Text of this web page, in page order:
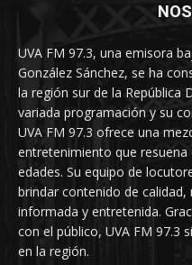
UVA FM 97.3, una emisora
González Sánchez, se ha
la región sur de la República
variada programación y su
UVA FM 97.3 ofrece una
entretenimiento que
edades. Su equipo de
brindar contenido de
informada y entretenida.
con el público, UVA FM 97.3
en la región.